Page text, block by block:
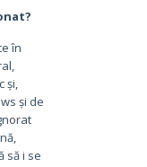
în
și,
și de
să i se